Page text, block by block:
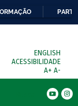
ENGLISH
ACESSIBILIDADE
A+ A-